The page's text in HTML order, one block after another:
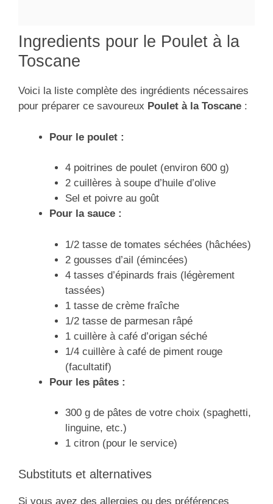
Ingredients pour le Poulet à la
Toscane
Voici la liste complète des ingrédients nécessaires
pour préparer ce savoureux Poulet à la Toscane :
Pour le poulet :
4 poitrines de poulet (environ 600 g)
2 cuillères à soupe d’huile d’olive
Sel et poivre au goût
Pour la sauce :
1/2 tasse de tomates séchées (hâchées)
2 gousses d’ail (émincées)
4 tasses d’épinards frais (légèrement
tassées)
1 tasse de crème fraîche
1/2 tasse de parmesan râpé
1 cuillère à café d’origan séché
1/4 cuillère à café de piment rouge
(facultatif)
Pour les pâtes :
300 g de pâtes de votre choix (spaghetti,
linguine, etc.)
1 citron (pour le service)
Substituts et alternatives
Si vous avez des allergies ou des préférences